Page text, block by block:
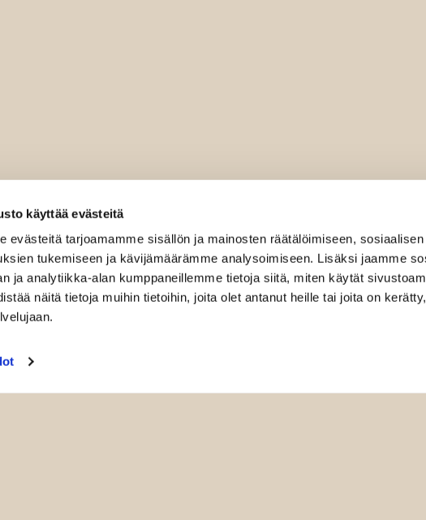
käyttää evästeitä
evästeitä tarjoamamme sisällön ja mainosten räätälöimiseen, sosiaalisen
tukemiseen ja kävijämäärämme analysoimiseen. Lisäksi jaamme
ja analytiikka-alan kumppaneillemme tietoja siitä, miten käytät
näitä tietoja muihin tietoihin, joita olet antanut heille tai joita on